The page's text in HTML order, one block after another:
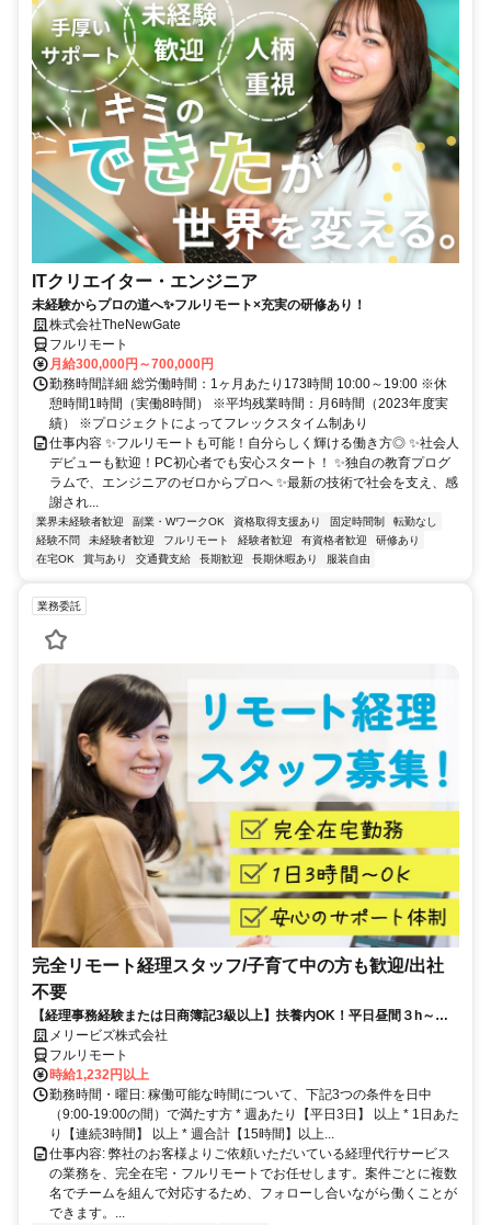
ITクリエイター・エンジニア
未経験からプロの道へ✨フルリモート×充実の研修あり！
株式会社TheNewGate
フルリモート
月給300,000円～700,000円
勤務時間詳細 総労働時間：1ヶ月あたり173時間 10:00～19:00 ※休
憩時間1時間（実働8時間） ※平均残業時間：月6時間（2023年度実
績） ※プロジェクトによってフレックスタイム制あり
仕事内容 ✨フルリモートも可能！自分らしく輝ける働き方◎ ✨社会人
デビューも歓迎！PC初心者でも安心スタート！ ✨独自の教育プログ
ラムで、エンジニアのゼロからプロへ ✨最新の技術で社会を支え、感
謝され...
業界未経験者歓迎 副業・WワークOK 資格取得支援あり 固定時間制
転勤なし
経験不問
未経験者歓迎 フルリモート 経験者歓迎 有資格者歓迎
研修あり
在宅OK
賞与あり 交通費支給 長期歓迎 長期休暇あり 服装自由
業務委託
完全リモート経理スタッフ/子育て中の方も歓迎/出社
不要
【経理事務経験または日商簿記3級以上】扶養内OK！平日昼間３h～。
完全在宅で育児・介護中の方も大歓迎♪
メリービズ株式会社
フルリモート
時給1,232円以上
勤務時間・曜日: 稼働可能な時間について、下記3つの条件を日中
（9:00-19:00の間）で満たす方 * 週あたり【平日3日】 以上 * 1日あた
り【連続3時間】 以上 * 週合計【15時間】以上...
仕事内容: 弊社のお客様よりご依頼いただいている経理代行サービス
の業務を、完全在宅・フルリモートでお任せします。案件ごとに複数
名でチームを組んで対応するため、フォローし合いながら働くことが
できます。...